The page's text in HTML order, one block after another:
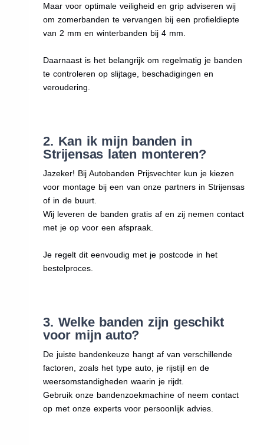
Maar voor optimale veiligheid en grip adviseren wij
om zomerbanden te vervangen bij een profieldiepte
van 2 mm en winterbanden bij 4 mm.
Daarnaast is het belangrijk om regelmatig je banden
te controleren op slijtage, beschadigingen en
veroudering.
2. Kan ik mijn banden in
Strijensas laten monteren?
Jazeker! Bij Autobanden Prijsvechter kun je kiezen
voor montage bij een van onze partners in Strijensas
of in de buurt.
Wij leveren de banden gratis af en zij nemen contact
met je op voor een afspraak.
Je regelt dit eenvoudig met je postcode in het
bestelproces.
3. Welke banden zijn geschikt
voor mijn auto?
De juiste bandenkeuze hangt af van verschillende
factoren, zoals het type auto, je rijstijl en de
weersomstandigheden waarin je rijdt.
Gebruik onze bandenzoekmachine of neem contact
op met onze experts voor persoonlijk advies.